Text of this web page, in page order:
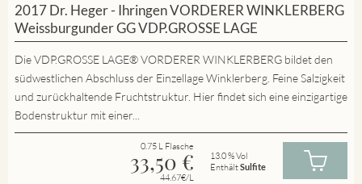
2017 Dr. Heger - Ihringen VORDERER WINKLERBERG
Weissburgunder GG VDP.GROSSE LAGE
Die VDP.GROSSE LAGE® VORDERER WINKLERBERG bildet den
südwestlichen Abschluss der Einzellage Winklerberg. Feine Salzigkeit
und zurückhaltende Fruchtstruktur. Hier findet sich eine einzigartige
Bodenstruktur mit einer...
0.75 L Flasche
33,50 €
44.67€/L
13.0 % Vol
EnthältSulfite